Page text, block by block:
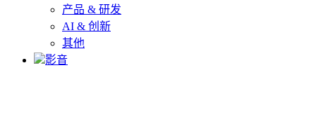
产品 & 研发
AI & 创新
其他
影音